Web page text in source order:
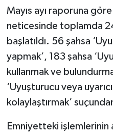
Mayıs ayı raporuna
neticesinde toplamda
başlatıldı. 56 şahsa
yapmak’, 183 şahsa
kullanmak ve
‘Uyuşturucu veya
kolaylaştırmak’
Emniyetteki işlemlerinin